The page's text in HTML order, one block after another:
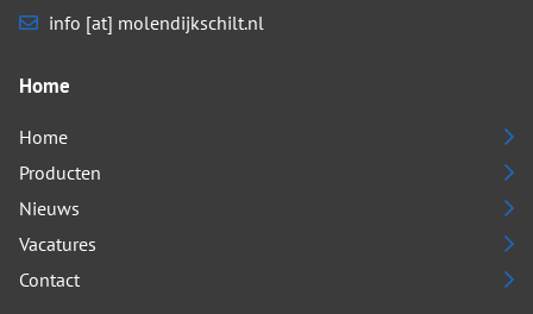
info [at] molendijkschilt.nl
Home
Home
Producten
Nieuws
Vacatures
Contact